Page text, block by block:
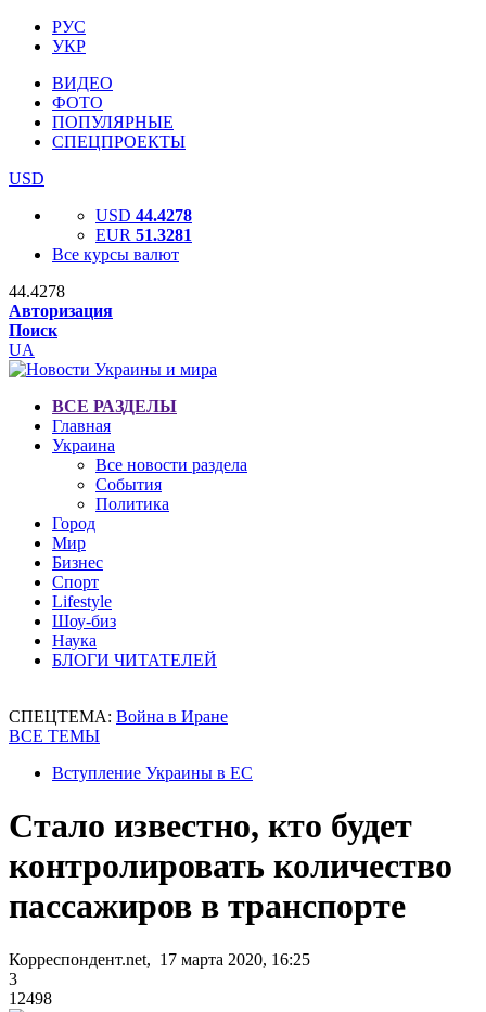
РУС
УКР
ВИДЕО
ФОТО
ПОПУЛЯРНЫЕ
СПЕЦПРОЕКТЫ
USD
USD 44.4278
EUR 51.3281
Все курсы валют
44.4278
Авторизация
Поиск
UA
ВСЕ РАЗДЕЛЫ
Главная
Украина
Все новости раздела
События
Политика
Город
Мир
Бизнес
Спорт
Lifestyle
Шоу-биз
Наука
БЛОГИ ЧИТАТЕЛЕЙ
СПЕЦТЕМА: Война в Иране
ВСЕ ТЕМЫ
Вступление Украины в ЕС
Стало известно, кто будет
контролировать количество
пассажиров в транспорте
Корреспондент.net, 17 марта 2020, 16:25
3
12498